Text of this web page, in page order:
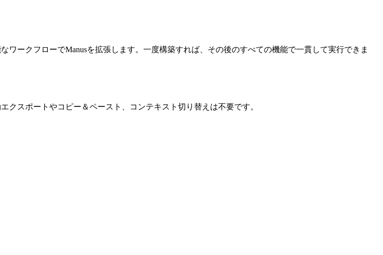
ークフローでManusを拡張します。一度構築すれば、その後のすべての機能で一貫して実行できま
スポートやコピー＆ペースト、コンテキスト切り替えは不要です。